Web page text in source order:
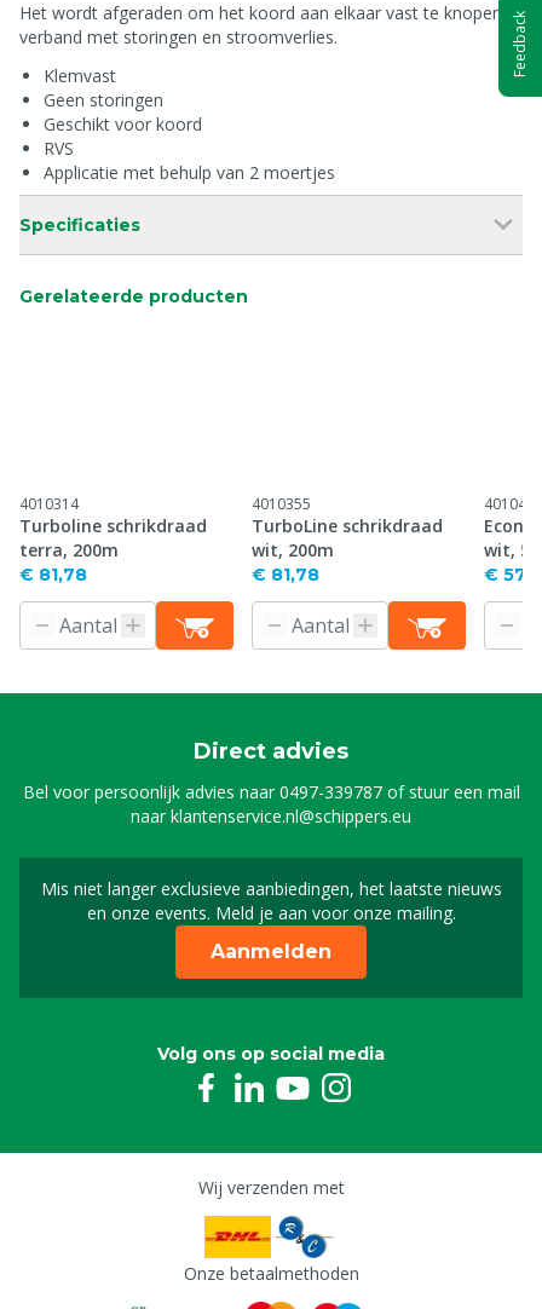
Het wordt afgeraden om het koord aan elkaar vast te knopen in
verband met storingen en stroomverlies.
Klemvast
Geen storingen
Geschikt voor koord
RVS
Applicatie met behulp van 2 moertjes
Specificaties
Gerelateerde producten
4010314
Turboline schrikdraad
terra, 200m
€ 81,78
4010355
TurboLine schrikdraad
wit, 200m
€ 81,78
4010436
wit,
€
Direct advies
Bel voor persoonlijk advies naar0497-339787of stuur een mail
naarklantenservice.nl@schippers.eu
Mis niet langer exclusieve aanbiedingen, het laatste nieuws
en onze events. Meld je aan voor onze mailing.
Schrijf je in voor onze
Aanmelden
Volg ons op social media
Wij verzenden met
Onze betaalmethoden
Feedback